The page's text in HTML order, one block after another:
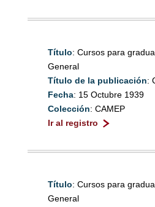
Título: Cursos para
General
Título de la publicación:
Fecha: 15 Octubre 1939
Colección: CAMEP
Ir al registro
Título: Cursos para
General